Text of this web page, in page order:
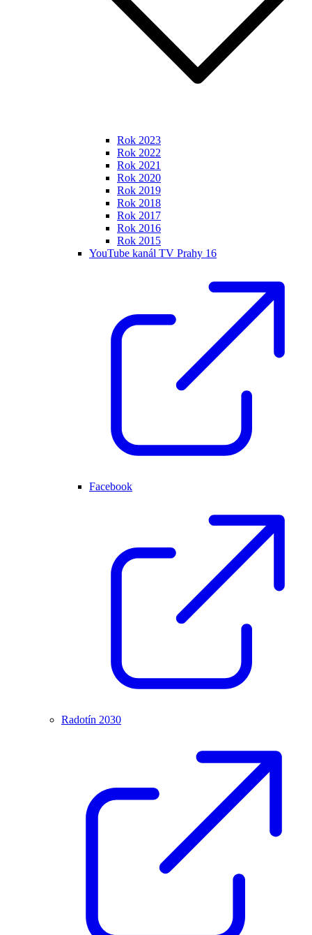
Rok 2023
Rok 2022
Rok 2021
Rok 2020
Rok 2019
Rok 2018
Rok 2017
Rok 2016
Rok 2015
YouTube kanál TV Prahy 16
Facebook
Radotín 2030